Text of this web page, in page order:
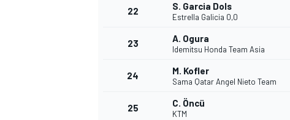
22 S. Garcia Dols
Estrella Galicia 0,0
23 A. Ogura
Idemitsu Honda Team Asia
24 M. Kofler
Sama Qatar Angel Nieto Team
25 C. Öncü
KTM